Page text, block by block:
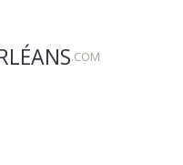
.COM